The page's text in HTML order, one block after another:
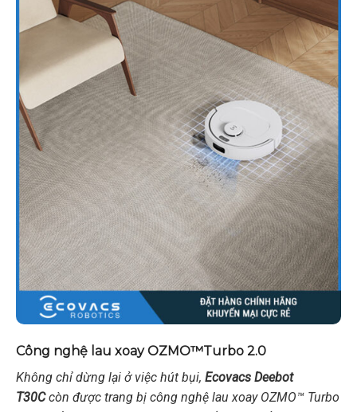
Công nghệ lau xoay OZMO™Turbo 2.0
Không chỉ dừng lại ở việc hút bụi, Ecovacs Deebot
T30Ccòn được trang bị công nghệ lau xoay OZMO™ Turbo